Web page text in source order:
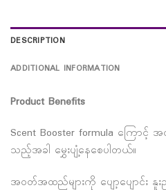
DESCRIPTION
ADDITIONAL INFORMATION
Product Benefits
Scent Booster formula ကြောင့်
သည့်အခါ မွှေးပျံ့နေစေပါတယ်။
အဝတ်အထည်များကို ပျော့ပျောင်း နူ